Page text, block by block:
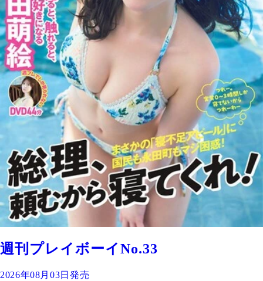
週刊プレイボーイNo.33
2026年08月03日発売